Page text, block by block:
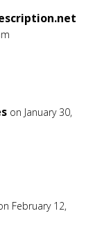
on January 30,
February 12,